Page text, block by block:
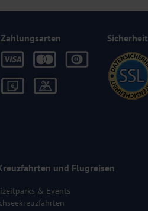
Zahlungsarten Sicherheit
und Flugreisen
& Events